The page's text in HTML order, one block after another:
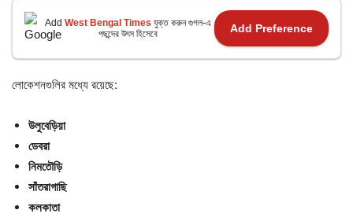
Add West Bengal Times যুক্ত করুন গুগল-এ
পছন্দের উৎস হিসেবে
Add Preference
লোকেশনগুলির মধ্যে রয়েছে:
উলুবেড়িয়া
ডেবরা
নিমতৌড়ি
সাঁতরাগাছি
কলকাতা